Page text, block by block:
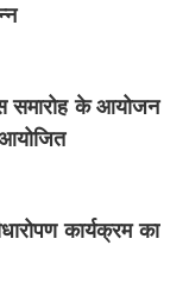
समारोह के आयोजन
कार्यक्रम का